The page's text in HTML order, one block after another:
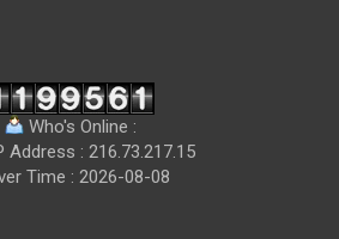
Who's Online :
Address : 216.73.217.15
Time : 2026-08-08